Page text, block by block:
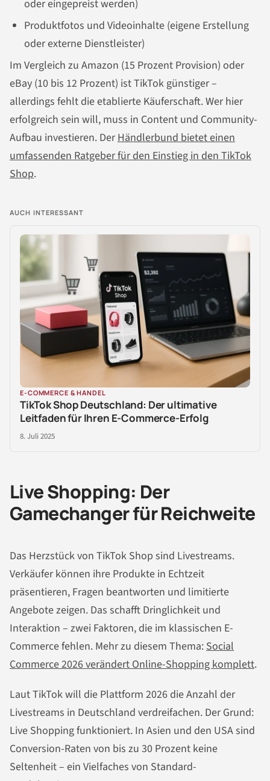
oder eingepreist werden)
Produktfotos und Videoinhalte (eigene Erstellung
oder externe Dienstleister)
Im Vergleich zu Amazon (15 Prozent Provision) oder
eBay (10 bis 12 Prozent) ist TikTok günstiger –
allerdings fehlt die etablierte Käuferschaft. Wer hier
erfolgreich sein will, muss in Content und Community-
Aufbau investieren. DerHändlerbund bietet einen
umfassenden Ratgeber für den Einstieg in den TikTok
Shop.
AUCH INTERESSANT
E-COMMERCE & HANDEL
TikTok Shop Deutschland: Der ultimative
Leitfaden für Ihren E-Commerce-Erfolg
8. Juli 2025
Live Shopping: Der
Gamechanger für Reichweite
Das Herzstück von TikTok Shop sind Livestreams.
Verkäufer können ihre Produkte in Echtzeit
präsentieren, Fragen beantworten und limitierte
Angebote zeigen. Das schafft Dringlichkeit und
Interaktion – zwei Faktoren, die im klassischen E-
Commerce fehlen. Mehr zu diesem Thema: Social
Commerce 2026 verändert Online-Shopping komplett.
Laut TikTok will die Plattform 2026 die Anzahl der
Livestreams in Deutschland verdreifachen. Der Grund:
Live Shopping funktioniert. In Asien und den USA sind
Conversion-Raten von bis zu 30 Prozent keine
Seltenheit – ein Vielfaches von Standard-